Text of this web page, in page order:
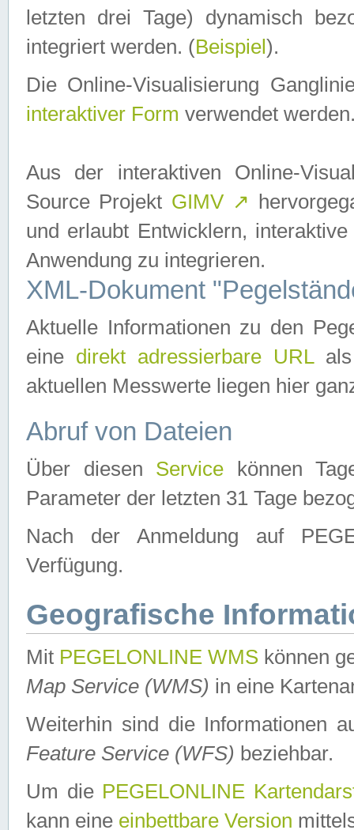
letzten drei Tage) dynamisch
integriert werden. (Beispiel ).
Die Online-Visualisierung
interaktiver Form verwendet
Aus der interaktiven Online-
Source Projekt GIMV ↗
und erlaubt Entwicklern,
Anwendung zu integrieren.
XML-Dokument
Aktuelle Informationen zu den
eine direkt adressierbare URLals
aktuellen Messwerte liegen hier
Abruf von Dateien
Über diesen Service können
Parameter der letzten 31 Tage
Nach der Anmeldung auf
Verfügung.
Geografische
Mit PEGELONLINE WMS können
Map Service (WMS) in eine
Weiterhin sind die Informationen
Feature Service (WFS) beziehbar.
Um die PEGELONLINE
kann eine einbettbare Version